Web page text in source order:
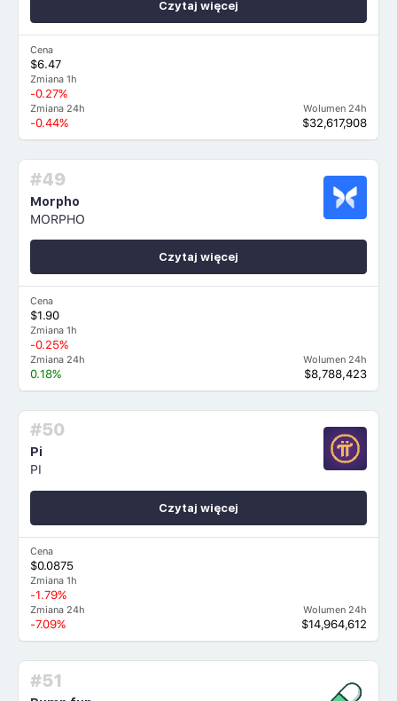
Cena
$6.47
Zmiana 1h
-0.27%
Zmiana 24h
-0.44%
Wolumen 24h
$32,617,908
Czytaj więcej
#49
Morpho
MORPHO
Cena
$1.90
Zmiana 1h
-0.25%
Zmiana 24h
0.18%
Wolumen 24h
$8,788,423
Czytaj więcej
#50
Pi
PI
Cena
$0.0875
Zmiana 1h
-1.79%
Zmiana 24h
-7.09%
Wolumen 24h
$14,964,612
Czytaj więcej
#51